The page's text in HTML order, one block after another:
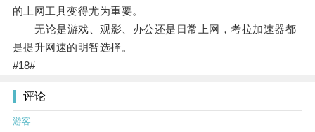
的上网工具变得尤为重要。
无论是游戏、观影、办公还是日常上网，考拉加速器都
是提升网速的明智选择。
#18#
评论
游客